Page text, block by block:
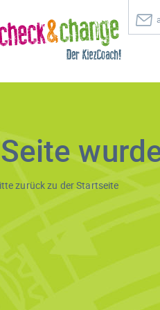
zurück zu derStartseite